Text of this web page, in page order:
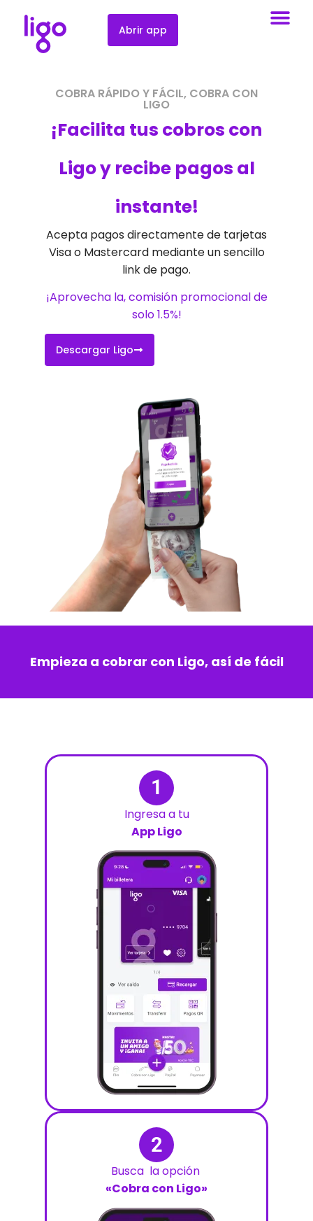
Abrir app
COBRA RÁPIDO Y FÁCIL, COBRA CON
LIGO
¡Facilita tus cobros con
Ligo y recibe pagos al
instante!
Acepta pagos directamente de tarjetas
Visa o Mastercard mediante un sencillo
link de pago.
¡Aprovecha la, comisión promocional de
solo 1.5%!
Descargar Ligo
Empieza a cobrar con Ligo, así de fácil
1
Ingresa a tu
App Ligo
2
Busca la opción
«Cobra con Ligo»